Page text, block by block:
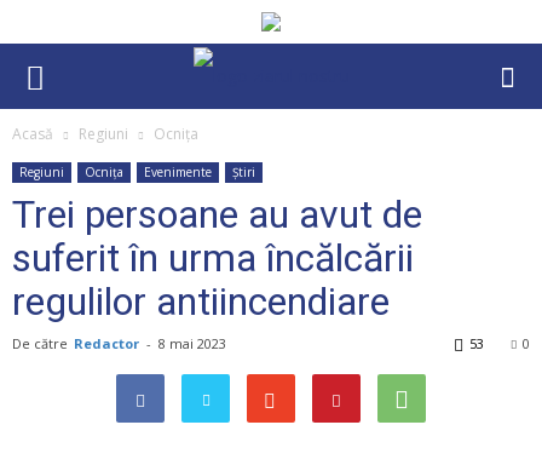
Acasă Regiuni Ocnița
Regiuni Ocnița Evenimente Știri
Trei persoane au avut de
suferit în urma încălcării
regulilor antiincendiare
De către Redactor - 8 mai 2023 0
53